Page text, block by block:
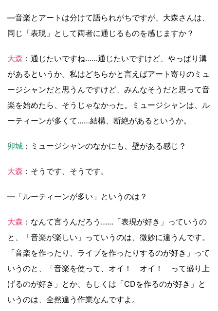
―音楽とアートは分けて語られがちですが、大森さんは、
同じ「表現」として両者に通じるものを感じますか？
大森 ：通じたいですね……通じたいですけど、やっぱり溝
があるというか。私はどちらかと言えばアート寄りのミュ
ージシャンだと思うんですけど、みんなそうだと思って音
楽を始めたら、そうじゃなかった。ミュージシャンは、ル
ーティーンが多くて……結構、断絶があるというか。
卯城 ：ミュージシャンのなかにも、壁がある感じ？
大森 ：そうです、そうです。
―「ルーティーンが多い」というのは？
大森 ：なんて言うんだろう……「表現が好き」っていうの
と、「音楽が楽しい」っていうのは、微妙に違うんです。
「音楽を作ったり、ライブを作ったりするのが好き」って
いうのと、「音楽を使って、オイ！ オイ！ って盛り上
げるのが好き」とか、もしくは「CDを作るのが好き」と
いうのは、全然違う作業なんですよ。